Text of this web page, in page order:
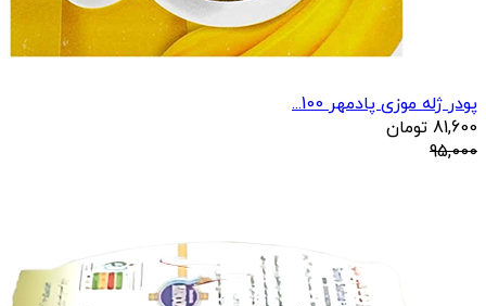
پودر ژله موزی پادمهر 100...
81,600 تومان
95,000